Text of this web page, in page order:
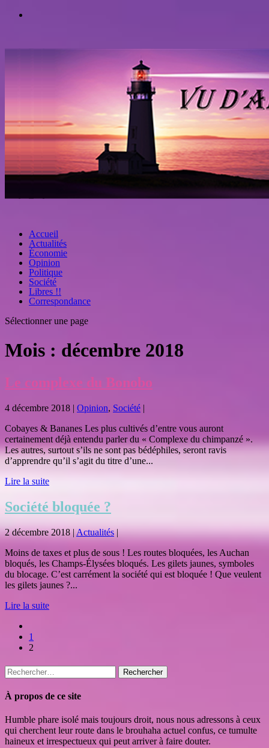
Accueil
Actualités
Économie
Opinion
Politique
Société
Libres !!
Correspondance
Sélectionner une page
Mois : décembre 2018
Le complexe du Bonobo
4 décembre 2018 | Opinion, Société |
Cobayes & Bananes Les plus cultivés d’entre vous auront
certainement déjà entendu parler du « Complexe du chimpanzé ».
Les autres, surtout s’ils ne sont pas bédéphiles, seront ravis
d’apprendre qu’il s’agit du titre d’une...
Lire la suite
Société bloquée ?
2 décembre 2018|Actualités|
Moins de taxes et plus de sous ! Les routes bloquées, les Auchan
bloqués, les Champs-Élysées bloqués. Les gilets jaunes, symboles
du blocage. C’est carrément la société qui est bloquée ! Que veulent
les gilets jaunes ?...
Lire la suite
1
2
Rechercher :
À propos de ce site
Humble phare isolé mais toujours droit, nous nous adressons à ceux
qui cherchent leur route dans le brouhaha actuel confus, ce tumulte
haineux et irrespectueux qui peut arriver à faire douter.